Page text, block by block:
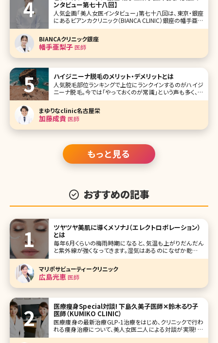
ンタビュー第七十八回】
人気企画「美人女医インタビュー」第七十八回は、東京・銀座
にあるビアンカクリニック（BIANCA CLINIC）銀座の幡手亜梨
子（はたでありす）先生です。 ビアンカクリニックは銀座・表参
道に展開し、美容外科、美容皮膚科、美容内科から再生医療、
審美歯科まで包括的に提供。なかでも、広大なフロアとラ
BIANCAクリニック銀座
幡手亜梨子医師
ハイジニーナ脱毛のメリット・デメリットとは
人気脱毛部位ランキングで上位にランクインするのがハイジ
ニーナ脱毛。今では「やっておくのが常識」という声も多く、ハ
イジニーナ脱毛に興味を持つ人が増えているといいます。 こ
こでは、ハイジニーナ脱毛についてよく知らないという人のた
めに、ハイジニーナ脱毛の基本情報のほか、やっておくことの
メリット、どこで受
まゆりなclinic名古屋栄
加藤成貴医師
もっと見る
おすすめの記事
ツヤツヤ美肌に導くメソナJ（エレクトロポレーション）
とは
毎年6月くらいの梅雨時期になると、気温も上がりだんだん
と紫外線が強くなってきます。湿気はあるのになぜか乾燥す
るなと思われる方も多いのではないでしょうか。気温と湿度
が高いことによって汗や皮脂が出ており、汗が蒸発すること
によって肌が乾燥してしまい、中には自身の汗や皮脂でかぶ
れてしまうケースもあります。
マリポサビューティークリニック
広島光恵医師
医療痩身Special対談! 下島久美子医師✕鈴木るり子
医師（KUMIKO CLINIC）
医療痩身の最新治療GLP-1治療をはじめ、クリニックで行わ
れる痩身治療について、美人女医二人による対談が実現! 今
や痩身機器治療の要となるクールスカルプティングをいち早